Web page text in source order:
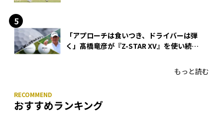
「アプローチは食いつき、ドライバーは弾
く」髙橋竜彦が『Z-STAR XV』を使い続け
もっと読む
おすすめランキング